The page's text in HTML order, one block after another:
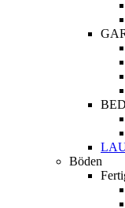
Böden